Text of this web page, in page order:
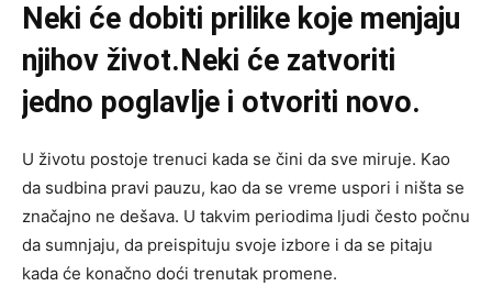
Neki će dobiti prilike koje menjaju
njihov život.Neki će zatvoriti
jedno poglavlje i otvoriti novo.
U životu postoje trenuci kada se čini da sve miruje. Kao
da sudbina pravi pauzu, kao da se vreme uspori i ništa se
značajno ne dešava. U takvim periodima ljudi često počnu
da sumnjaju, da preispituju svoje izbore i da se pitaju
kada će konačno doći trenutak promene.